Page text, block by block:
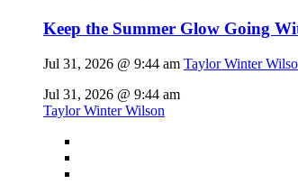
Keep the Summer Glow Going
Jul 31, 2026 @ 9:44 am Taylor Winter
Jul 31, 2026 @ 9:44 am
Taylor Winter Wilson